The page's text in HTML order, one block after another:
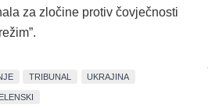
za zločine protiv čovječnosti
TRIBUNAL UKRAJINA